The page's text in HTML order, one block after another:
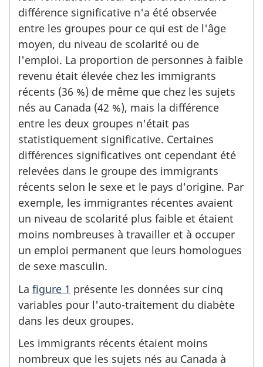
différence significative n'a été observée
entre les groupes pour ce qui est de l'âge
moyen, du niveau de scolarité ou de
l'emploi. La proportion de personnes à faible
revenu était élevée chez les immigrants
récents (36 %) de même que chez les sujets
nés au Canada (42 %), mais la différence
entre les deux groupes n'était pas
statistiquement significative. Certaines
différences significatives ont cependant été
relevées dans le groupe des immigrants
récents selon le sexe et le pays d'origine. Par
exemple, les immigrantes récentes avaient
un niveau de scolarité plus faible et étaient
moins nombreuses à travailler et à occuper
un emploi permanent que leurs homologues
de sexe masculin.
La figure 1 présente les données sur cinq
variables pour l'auto-traitement du diabète
dans les deux groupes.
Les immigrants récents étaient moins
nombreux que les sujets nés au Canada à